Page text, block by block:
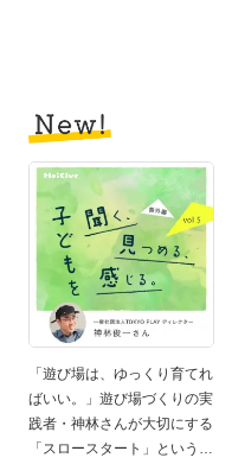
「遊び場は、ゆっくり育てれ
ばいい。」遊び場づくりの実
践者・神林さんが大切にする
「スロースタート」という考